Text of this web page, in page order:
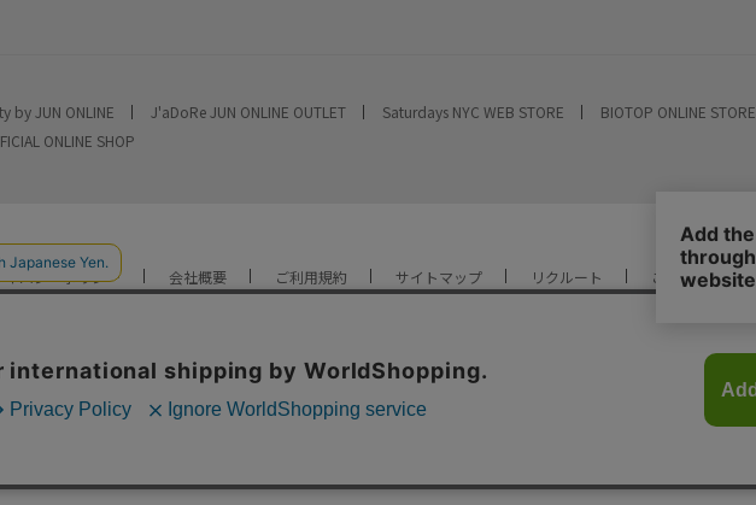
by JUN ONLINE J'aDoRe JUN ONLINE OUTLET Saturdays NYC WEB STORE
BIOTOP ONLINE STORE
ONLINE SHOP
イバシーポリシー 会社概要 ご利用規約 サイトマップ リクルート ご利用ガイド
YOU ARE CULTURE.